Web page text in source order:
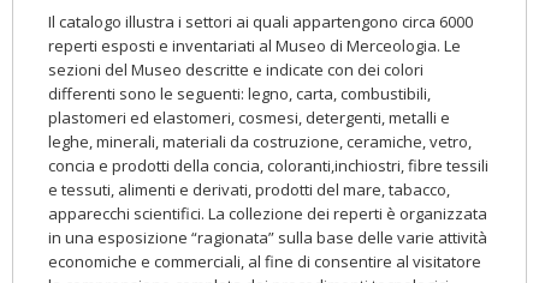
Il catalogo illustra i settori ai quali appartengono circa 6000
reperti esposti e inventariati al Museo di Merceologia. Le
sezioni del Museo descritte e indicate con dei colori
differenti sono le seguenti: legno, carta, combustibili,
plastomeri ed elastomeri, cosmesi, detergenti, metalli e
leghe, minerali, materiali da costruzione, ceramiche, vetro,
concia e prodotti della concia, coloranti,inchiostri, fibre tessili
e tessuti, alimenti e derivati, prodotti del mare, tabacco,
apparecchi scientifici. La collezione dei reperti è organizzata
in una esposizione “ragionata” sulla base delle varie attività
economiche e commerciali, al fine di consentire al visitatore